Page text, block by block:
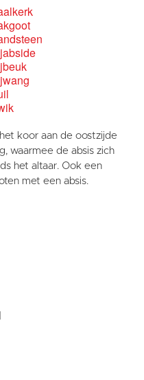
koor aan de oostzijde
waarmee de absis zich
het altaar. Ook een
met een absis.